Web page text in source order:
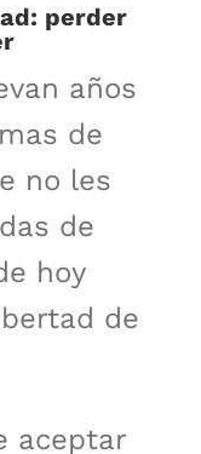
perder
años
de
no les
de
hoy
de
aceptar